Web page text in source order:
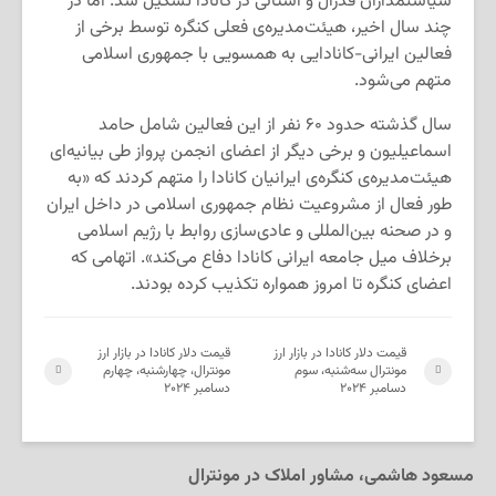
چند سال اخیر، هیئت‌مدیره‌ی فعلی کنگره توسط برخی از
فعالین ایرانی-کانادایی به همسویی با جمهوری اسلامی
متهم می‌شود.
سال گذشته حدود ۶۰ نفر از این فعالین شامل حامد
اسماعیلیون و برخی دیگر از اعضای انجمن پرواز طی بیانیه‌ای
هیئت‌مدیره‌ی کنگره‌ی ایرانیان کانادا را متهم کردند که «به
طور فعال از مشروعیت نظام جمهوری اسلامی در داخل ایران
و در صحنه بین‌المللی و عادی‌سازی روابط با رژیم اسلامی
برخلاف میل جامعه ایرانی کانادا دفاع می‌کند». اتهامی که
اعضای کنگره تا امروز همواره تکذیب کرده بودند.
قیمت دلار کانادا در بازار ارز
مونترال، چهارشنبه، چهارم
دسامبر ۲۰۲۴
قیمت دلار کانادا در بازار ارز
مونترال سه‌شنبه، سوم
دسامبر ۲۰۲۴
مسعود هاشمی، مشاور املاک در مونترال